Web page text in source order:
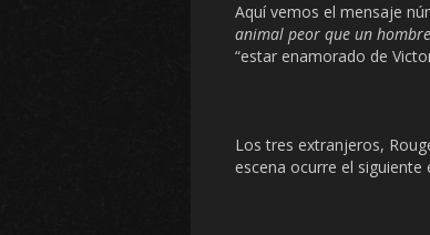
Aquí vemos el mensaje
animal peor que un
“estar enamorado de
Los tres extranjeros,
escena ocurre el siguiente